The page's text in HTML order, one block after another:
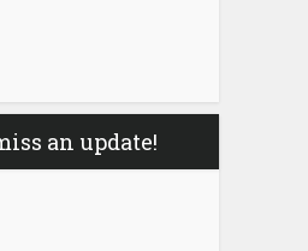
an update!